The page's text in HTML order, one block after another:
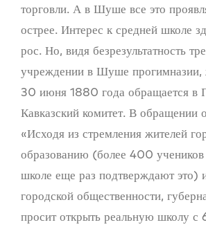
торговли. А в Шуше все это
острее. Интерес к средней школе
рос. Но, видя безрезультатность
учреждении в Шуше прогимназии,
30 июня 1880 года обращается в
Кавказский комитет. В обращении
«Исходя из стремления жителей
образованию (более 400 учеников
школе еще раз подтверждают это)
городской общественности,
просит открыть реальную школу с